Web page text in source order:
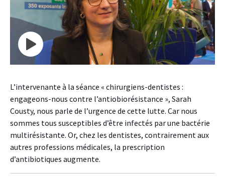
L’intervenante à la séance « chirurgiens-dentistes :
engageons-nous contre l’antiobiorésistance », Sarah
Cousty, nous parle de l’urgence de cette lutte. Car nous
sommes tous susceptibles d’être infectés par une bactérie
multirésistante. Or, chez les dentistes, contrairement aux
autres professions médicales, la prescription
d’antibiotiques augmente.